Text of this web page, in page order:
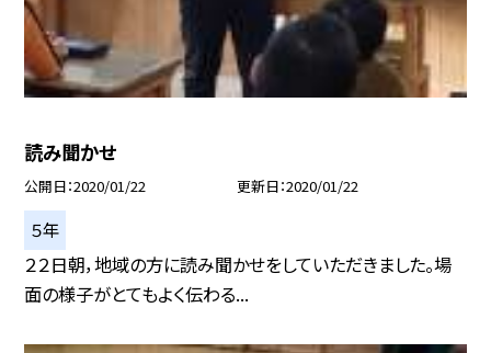
読み聞かせ
公開日 2020/01/22 更新日 2020/01/22
５年
２２日朝，地域の方に読み聞かせをしていただきました。場
面の様子がとてもよく伝わる...